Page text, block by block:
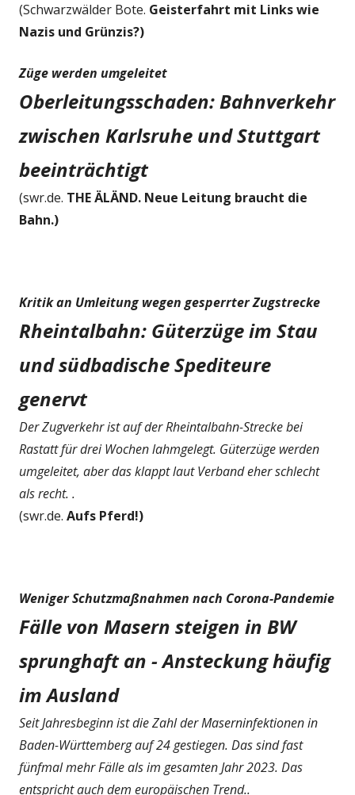
(Schwarzwälder Bote. Geisterfahrt mit Links wie
Nazis und Grünzis?)
Züge werden umgeleitet
Oberleitungsschaden: Bahnverkehr
zwischen Karlsruhe und Stuttgart
beeinträchtigt
(swr.de. THE ÄLÄND. Neue Leitung braucht die
Bahn.)
Kritik an Umleitung wegen gesperrter Zugstrecke
Rheintalbahn: Güterzüge im Stau
und südbadische Spediteure
genervt
Der Zugverkehr ist auf der Rheintalbahn-Strecke bei
Rastatt für drei Wochen lahmgelegt. Güterzüge werden
umgeleitet, aber das klappt laut Verband eher schlecht
als recht. .
(swr.de. Aufs Pferd!)
Weniger Schutzmaßnahmen nach Corona-Pandemie
Fälle von Masern steigen in BW
sprunghaft an - Ansteckung häufig
im Ausland
Seit Jahresbeginn ist die Zahl der Maserninfektionen in
Baden-Württemberg auf 24 gestiegen. Das sind fast
fünfmal mehr Fälle als im gesamten Jahr 2023. Das
entspricht auch dem europäischen Trend..